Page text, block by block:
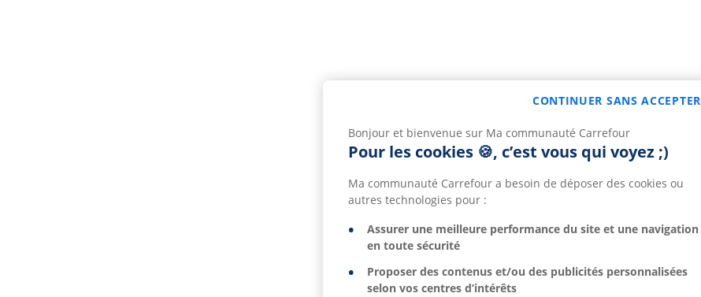
Bonjour et bienvenue sur Ma communauté Carrefour
Pour les cookies 🍪, c’est vous qui voyez ;)
Ma communauté Carrefour a besoin de déposer des cookies ou
autres technologies pour :
Assurer une meilleure performance du site et une navigation
en toute sécurité
Proposer des contenus et/ou des publicités personnalisées
selon vos centres d’intérêts
CONTINUER SANS ACCEPTER